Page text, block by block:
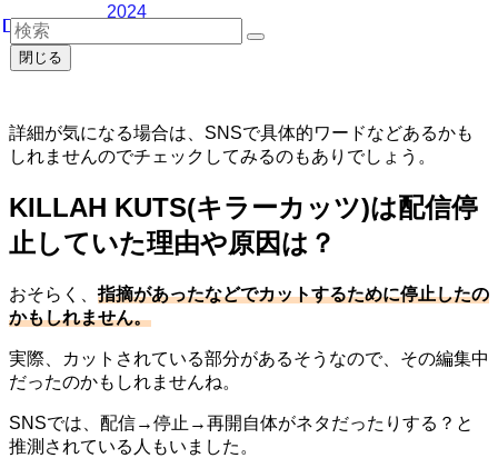
2024
詳細が気になる場合は、SNSで具体的ワードなどあるかも
しれませんのでチェックしてみるのもありでしょう。
KILLAH KUTS(キラーカッツ)は配信停
止していた理由や原因は？
おそらく、指摘があったなどでカットするために停止したの
かもしれません。
実際、カットされている部分があるそうなので、その編集中
だったのかもしれませんね。
SNSでは、配信→停止→再開自体がネタだったりする？と
推測されている人もいました。
閉じる